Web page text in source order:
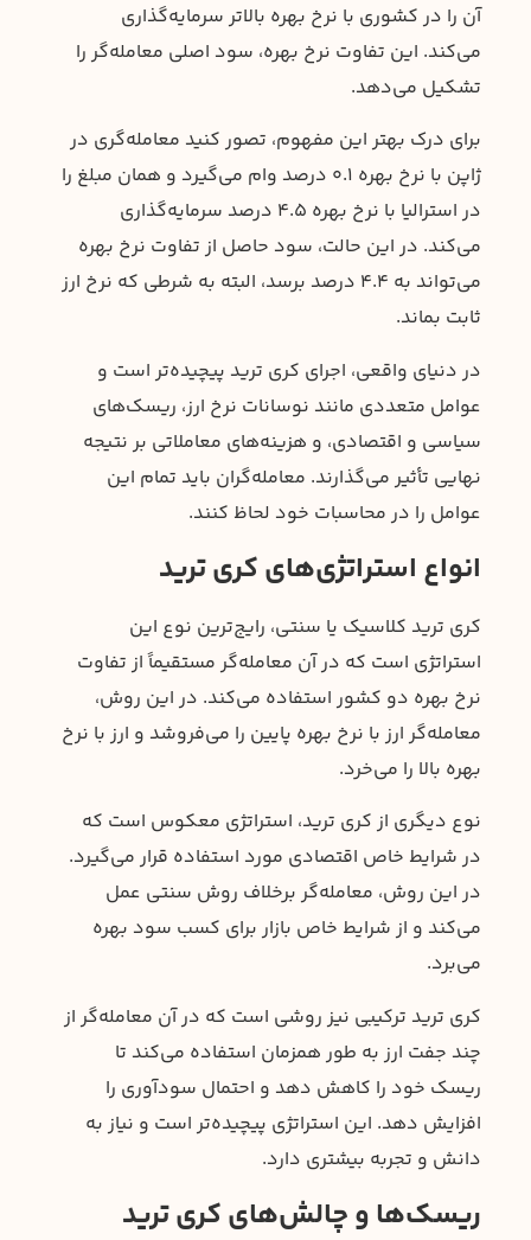
آن را در کشوری با نرخ بهره بالاتر سرمایه‌گذاری
می‌کند. این تفاوت نرخ بهره، سود اصلی معامله‌گر را
تشکیل می‌دهد.
برای درک بهتر این مفهوم، تصور کنید معامله‌گری در
ژاپن با نرخ بهره ۰.۱ درصد وام می‌گیرد و همان مبلغ را
در استرالیا با نرخ بهره ۴.۵ درصد سرمایه‌گذاری
می‌کند. در این حالت، سود حاصل از تفاوت نرخ بهره
می‌تواند به ۴.۴ درصد برسد، البته به شرطی که نرخ ارز
ثابت بماند.
در دنیای واقعی، اجرای کری ترید پیچیده‌تر است و
عوامل متعددی مانند نوسانات نرخ ارز، ریسک‌های
سیاسی و اقتصادی، و هزینه‌های معاملاتی بر نتیجه
نهایی تأثیر می‌گذارند. معامله‌گران باید تمام این
عوامل را در محاسبات خود لحاظ کنند.
انواع استراتژی‌های کری ترید
کری ترید کلاسیک یا سنتی، رایج‌ترین نوع این
استراتژی است که در آن معامله‌گر مستقیماً از تفاوت
نرخ بهره دو کشور استفاده می‌کند. در این روش،
معامله‌گر ارز با نرخ بهره پایین را می‌فروشد و ارز با نرخ
بهره بالا را می‌خرد.
نوع دیگری از کری ترید، استراتژی معکوس است که
در شرایط خاص اقتصادی مورد استفاده قرار می‌گیرد.
در این روش، معامله‌گر برخلاف روش سنتی عمل
می‌کند و از شرایط خاص بازار برای کسب سود بهره
می‌برد.
کری ترید ترکیبی نیز روشی است که در آن معامله‌گر از
چند جفت ارز به طور همزمان استفاده می‌کند تا
ریسک خود را کاهش دهد و احتمال سودآوری را
افزایش دهد. این استراتژی پیچیده‌تر است و نیاز به
دانش و تجربه بیشتری دارد.
ریسک‌ها و چالش‌های کری ترید